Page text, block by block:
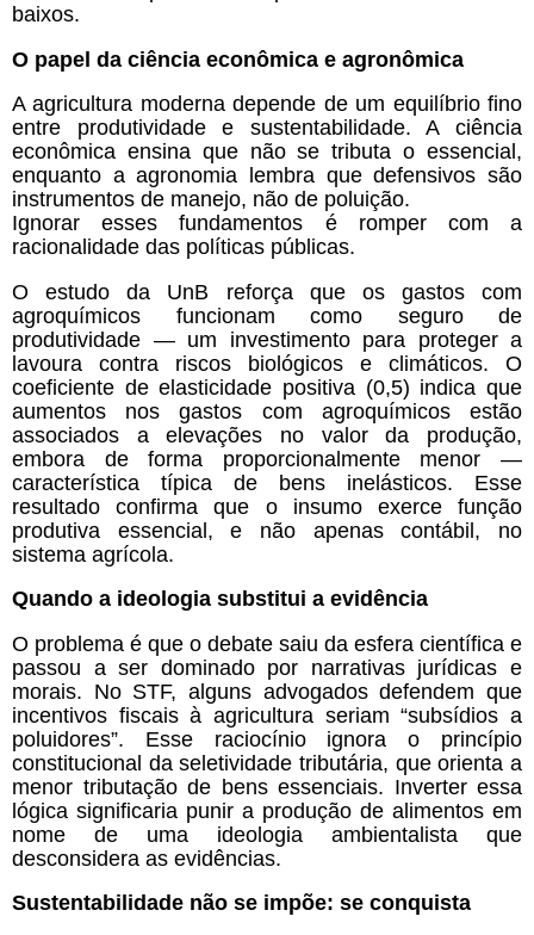
baixos.
O papel da ciência econômica e agronômica
A agricultura moderna depende de um equilíbrio fino
entre produtividade e sustentabilidade. A ciência
econômica ensina que não se tributa o essencial,
enquanto a agronomia lembra que defensivos são
instrumentos de manejo, não de poluição.
Ignorar esses fundamentos é romper com a
racionalidade das políticas públicas.
O estudo da UnB reforça que os gastos com
agroquímicos funcionam como seguro de
produtividade — um investimento para proteger a
lavoura contra riscos biológicos e climáticos. O
coeficiente de elasticidade positiva (0,5) indica que
aumentos nos gastos com agroquímicos estão
associados a elevações no valor da produção,
embora de forma proporcionalmente menor —
característica típica de bens inelásticos. Esse
resultado confirma que o insumo exerce função
produtiva essencial, e não apenas contábil, no
sistema agrícola.
Quando a ideologia substitui a evidência
O problema é que o debate saiu da esfera científica e
passou a ser dominado por narrativas jurídicas e
morais. No STF, alguns advogados defendem que
incentivos fiscais à agricultura seriam “subsídios a
poluidores”. Esse raciocínio ignora o princípio
constitucional da seletividade tributária, que orienta a
menor tributação de bens essenciais. Inverter essa
lógica significaria punir a produção de alimentos em
nome de uma ideologia ambientalista que
desconsidera as evidências.
Sustentabilidade não se impõe: se conquista